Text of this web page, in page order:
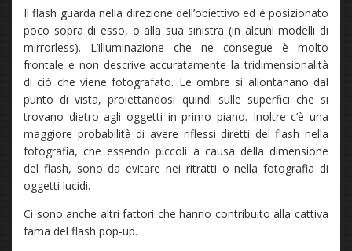
Il flash guarda nella direzione dell’obiettivo ed è posizionato
poco sopra di esso, o alla sua sinistra (in alcuni modelli di
mirrorless). L’illuminazione che ne consegue è molto
frontale e non descrive accuratamente la tridimensionalità
di ciò che viene fotografato. Le ombre si allontanano dal
punto di vista, proiettandosi quindi sulle superfici che si
trovano dietro agli oggetti in primo piano. Inoltre c’è una
maggiore probabilità di avere riflessi diretti del flash nella
fotografia, che essendo piccoli a causa della dimensione
del flash, sono da evitare nei ritratti o nella fotografia di
oggetti lucidi.
Ci sono anche altri fattori che hanno contribuito alla cattiva
fama del flash pop-up.